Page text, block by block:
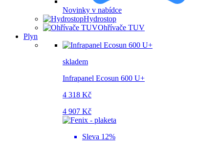
Novinky v nabídce
Hydrostop
Ohřívače TUV
Plyn
skladem
Infrapanel Ecosun 600 U+
4 318 Kč
4 907 Kč
Sleva 12%